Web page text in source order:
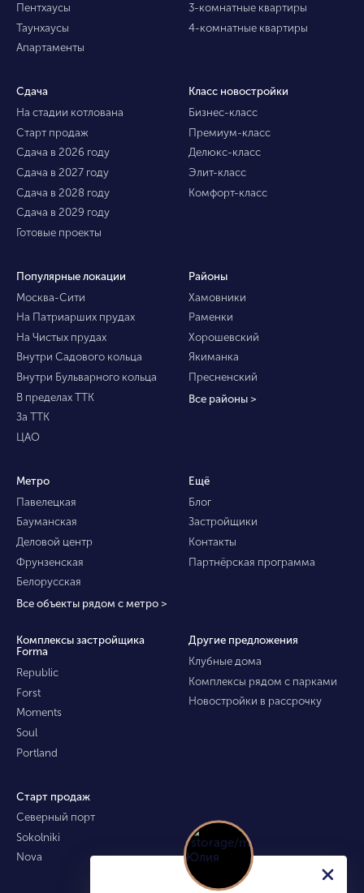
Пентхаусы
Таунхаусы
Апартаменты
3-комнатные квартиры
4-комнатные квартиры
Сдача
На стадии котлована
Старт продаж
Сдача в 2026 году
Сдача в 2027 году
Сдача в 2028 году
Сдача в 2029 году
Готовые проекты
Класс новостройки
Бизнес-класс
Премиум-класс
Делюкс-класс
Элит-класс
Комфорт-класс
Популярные локации
Москва-Сити
На Патриарших прудах
На Чистых прудах
Внутри Садового кольца
Внутри Бульварного кольца
В пределах ТТК
За ТТК
ЦАО
Районы
Хамовники
Раменки
Хорошевский
Якиманка
Пресненский
Все районы >
Метро
Павелецкая
Бауманская
Деловой центр
Фрунзенская
Белорусская
Все объекты рядом с метро >
Ещё
Блог
Застройщики
Контакты
Партнёрская программа
Комплексы застройщика
Forma
Republic
Forst
Moments
Soul
Portland
Другие предложения
Клубные дома
Комплексы рядом с парками
Новостройки в рассрочку
Старт продаж
Северный порт
Sokolniki
Nova